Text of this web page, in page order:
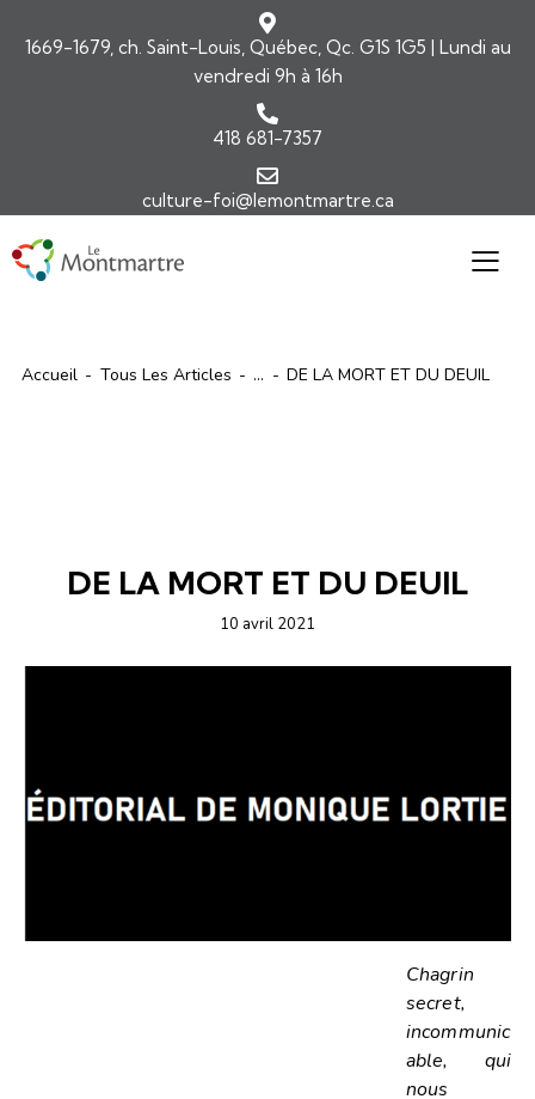
1669-1679, ch. Saint-Louis, Québec, Qc. G1S 1G5 | Lundi au
vendredi 9h à 16h
418 681-7357
culture-foi@lemontmartre.ca
Accueil Tous Les Articles ... DE LA MORT ET DU DEUIL
DE LA MORT ET DU DEUIL
10 avril 2021
Chagrin
secret,
incommunic
able, qui
nous